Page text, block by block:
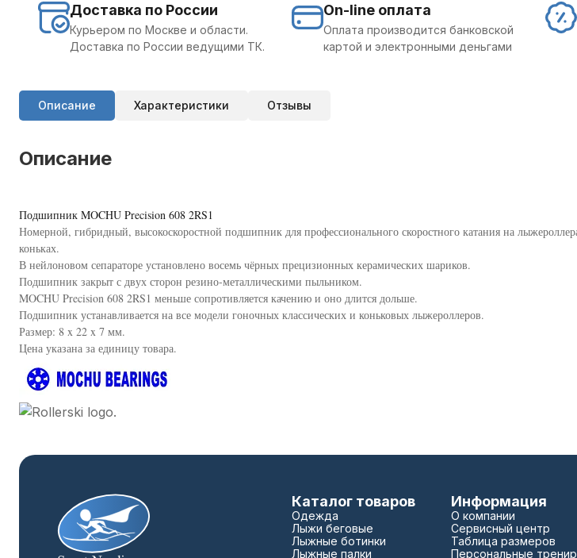
Доставка по России
Курьером по Москве и области.
Доставка по России ведущими ТК.
On-line оплата
Оплата производится банковской
картой и электронными деньгами
Описание Характеристики Отзывы
Описание
Подшипник MOCHU Precision 608 2RS1
Номерной, гибридный, высокоскоростной подшипник для профессионального скоростного катания на
коньках.
В нейлоновом сепараторе установлено восемь чёрных прецизионных керамических шариков.
Подшипник закрыт с двух сторон резино-металлическими пыльником.
MOCHU Precision 608 2RS1 меньше сопротивляется качению и оно длится дольше.
Подшипник устанавливается на все модели гоночных классических и коньковых лыжероллеров.
Размер: 8 x 22 x 7 мм.
Цена указана за единицу товара.
Каталог товаров
Одежда
Лыжи беговые
Лыжные ботинки
Лыжные палки
Информация
О компании
Сервисный центр
Таблица размеров
Персональные